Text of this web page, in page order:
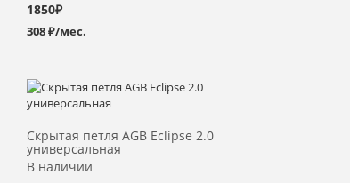
1850₽
308 ₽/мес.
Скрытая петля AGB Eclipse 2.0
универсальная
В наличии
Выбрать >